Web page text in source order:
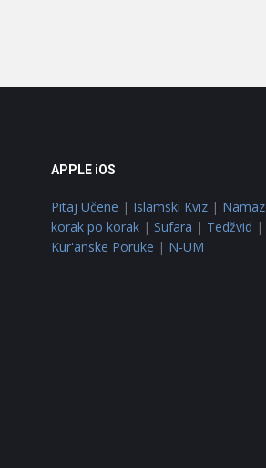
APPLE iOS
Pitaj Učene | Islamski Kviz | Namaz
korak po korak | Sufara | Tedžvid |
Kur'anske Poruke | N-UM